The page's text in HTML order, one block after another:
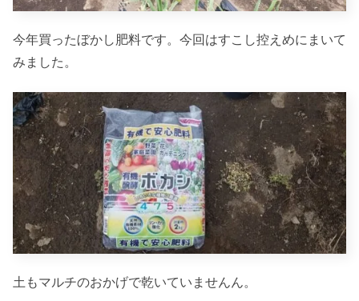
今年買ったぼかし肥料です。今回はすこし控えめにまいて
みました。
土もマルチのおかげで乾いていませんん。